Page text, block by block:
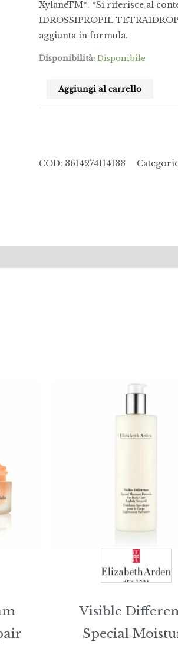
XylaneTM*. *Si riferisce al
IDROSSIPROPIL
aggiunta in formula.
Disponibilità: Disponibile
Aggiungi al carrello
COD: 3614274114133
Visible
Special